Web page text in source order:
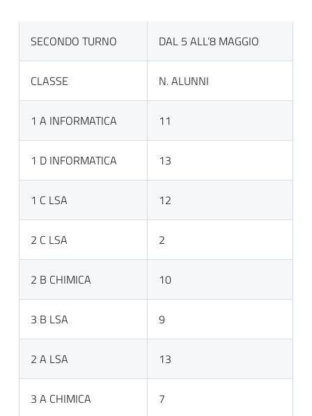
SECONDO TURNO DAL 5 ALL’8 MAGGIO
CLASSE N. ALUNNI
1 A INFORMATICA 11
1 D INFORMATICA 13
1 C LSA 12
2 C LSA 2
2 B CHIMICA 10
3 B LSA 9
2 A LSA 13
3 A CHIMICA 7